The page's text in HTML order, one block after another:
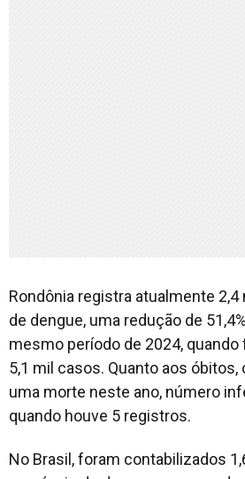
Rondônia registra atualmente
de dengue, uma redução de
mesmo período de 2024,
5,1 mil casos. Quanto aos
uma morte neste ano, número
quando houve 5 registros.
No Brasil, foram contabilizados